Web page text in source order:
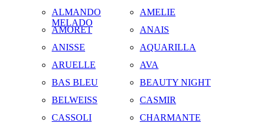
ALMANDO
MELADO
AMELIE
AMORET
ANAIS
ANISSE
AQUARILLA
ARUELLE
AVA
BAS BLEU
BEAUTY NIGHT
BELWEISS
CASMIR
CASSOLI
CHARMANTE